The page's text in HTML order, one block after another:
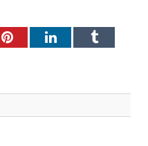
PinterestLinkedInTumblr